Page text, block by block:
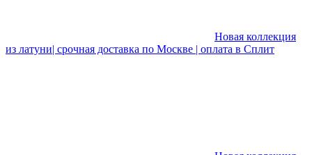
Новая коллекция
из латуни| срочная доставка по Москве | оплата в Сплит